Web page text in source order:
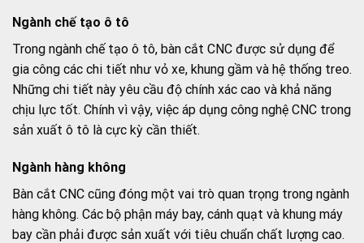
Ngành chế tạo ô tô
Trong ngành chế tạo ô tô, bàn cắt CNC được sử dụng để
gia công các chi tiết như vỏ xe, khung gầm và hệ thống treo.
Những chi tiết này yêu cầu độ chính xác cao và khả năng
chịu lực tốt. Chính vì vậy, việc áp dụng công nghệ CNC trong
sản xuất ô tô là cực kỳ cần thiết.
Ngành hàng không
Bàn cắt CNC cũng đóng một vai trò quan trọng trong ngành
hàng không. Các bộ phận máy bay, cánh quạt và khung máy
bay cần phải được sản xuất với tiêu chuẩn chất lượng cao.